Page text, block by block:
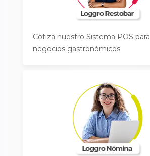
Cotiza nuestro Sistema POS para
negocios gastronómicos